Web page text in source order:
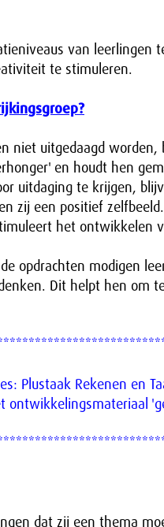
van leerlingen
te stimuleren.
niet uitgedaagd
en houdt hen
uitdaging te krijgen,
zij een positief zelfbeeld.
het
opdrachten modigen
Dit helpt hen om
Plustaak Rekenen en
dat zij een thema